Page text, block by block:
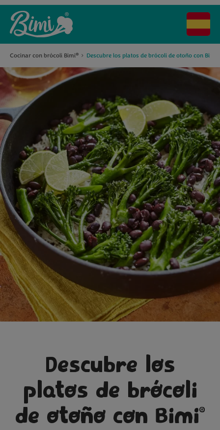
Cocinar con brócoli Bimi® Descubre los platos de brócoli de otoño con Bimi
Descubre los
platos de brócoli
de otoño con Bimi®